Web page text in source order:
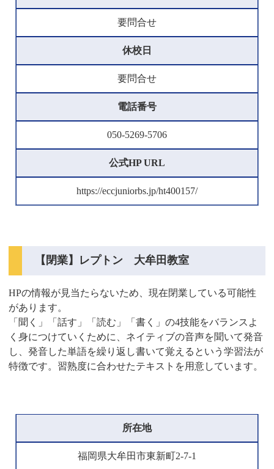
要問合せ
休校日
要問合せ
電話番号
050-5269-5706
公式HP URL
https://eccjuniorbs.jp/ht400157/
【閉業】レプトン 大牟田教室
HPの情報が見当たらないため、現在閉業している可能性
があります。
「聞く」「話す」「読む」「書く」の4技能をバランスよ
く身につけていくために、ネイティブの音声を聞いて発音
し、発音した単語を繰り返し書いて覚えるという学習法が
特徴です。習熟度に合わせたテキストを用意しています。
所在地
福岡県大牟田市東新町2-7-1